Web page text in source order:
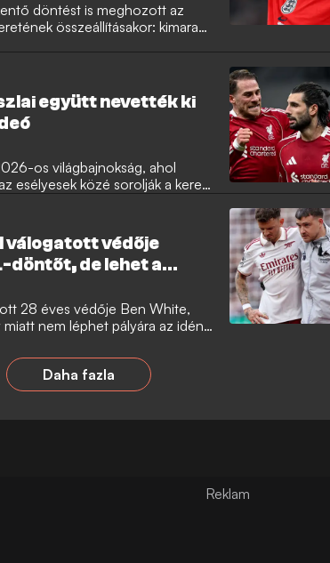
döntést is meghozott az
összeállításakor: kimaradt
fiatal játékosok kaptak
együtt nevették ki
os világbajnokság, ahol
esélyesek közé sorolják a keret
végül megnyeri a tornát.
válogatott védője
döntőt, de lehet a
28 éves védője Ben White,
nem léphet pályára az idény
vált a világbajnoki
Daha fazla